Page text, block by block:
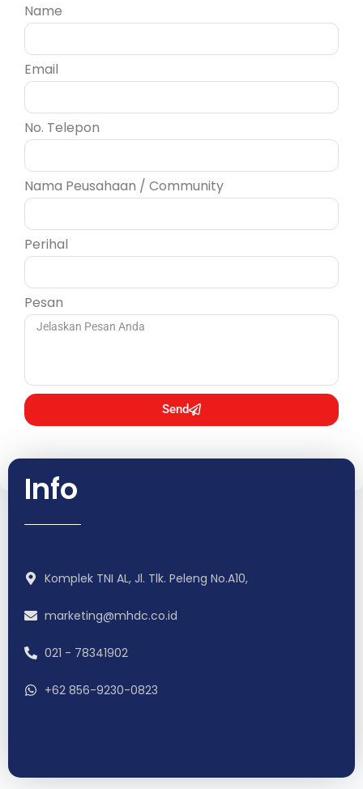
Name
Email
No. Telepon
Nama Peusahaan / Community
Perihal
Pesan
Send
Info
Komplek TNI AL, Jl. Tlk. Peleng No.A10,
marketing@mhdc.co.id
021 - 78341902
+62 856-9230-0823